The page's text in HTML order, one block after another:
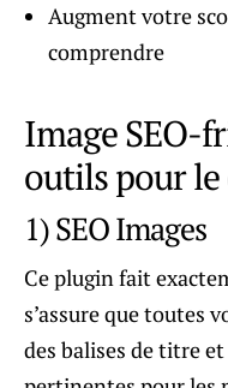
Augment votre
comprendre
Image SEO-
outils pour
1) SEO Images
Ce plugin fait
s’assure que toutes
des balises de titre